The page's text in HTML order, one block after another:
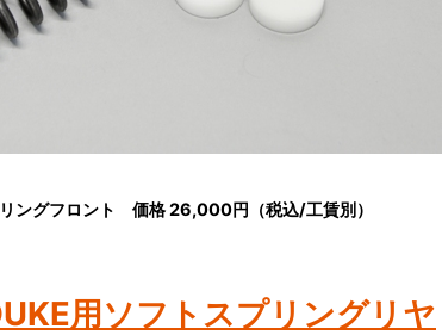
ングフロント 価格 26,000円（税込/工賃別）
用ソフトスプリングリヤ